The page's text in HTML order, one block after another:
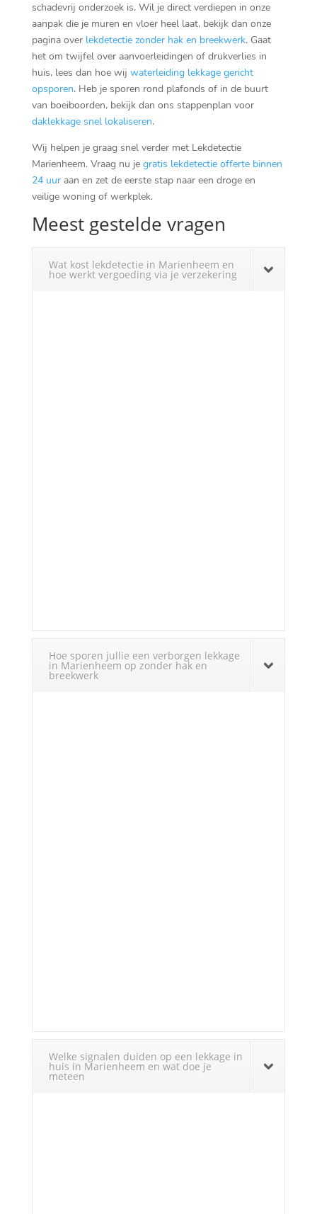
schadevrij onderzoek is.​ Wil je direct verdiepen in onze
aanpak die je muren en vloer heel laat, bekijk dan onze
pagina over lekdetectie zonder hak en breekwerk.​ Gaat
het om twijfel over aanvoerleidingen of drukverlies in
huis, lees dan hoe wij waterleiding lekkage gericht
opsporen.​ Heb je sporen rond plafonds of in de buurt
van boeiboorden, bekijk dan ons stappenplan voor
daklekkage snel lokaliseren.​
Wij helpen je graag snel verder met Lekdetectie
Marienheem.​ Vraag nu je gratis lekdetectie offerte binnen
24 uuraan en zet de eerste stap naar een droge en
veilige woning of werkplek.​
Meest gestelde vragen
Wat kost lekdetectie in Marienheem en
hoe werkt vergoeding via je verzekering
Hoe sporen jullie een verborgen lekkage
in Marienheem op zonder hak en
breekwerk
Welke signalen duiden op een lekkage in
huis in Marienheem en wat doe je
meteen